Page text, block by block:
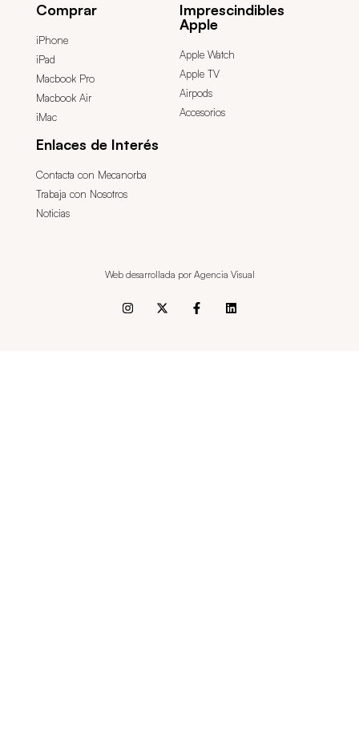
Comprar
iPhone
iPad
Macbook Pro
Macbook Air
iMac
Imprescindibles
Apple
Apple Watch
Apple TV
Airpods
Accesorios
Enlaces de Interés
Contacta con Mecanorba
Trabaja con Nosotros
Noticias
Web desarrollada por Agencia Visual